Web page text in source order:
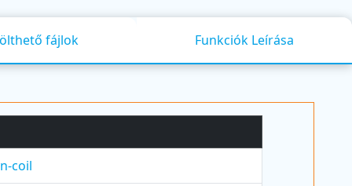
fájlok Funkciók Leírása
coil